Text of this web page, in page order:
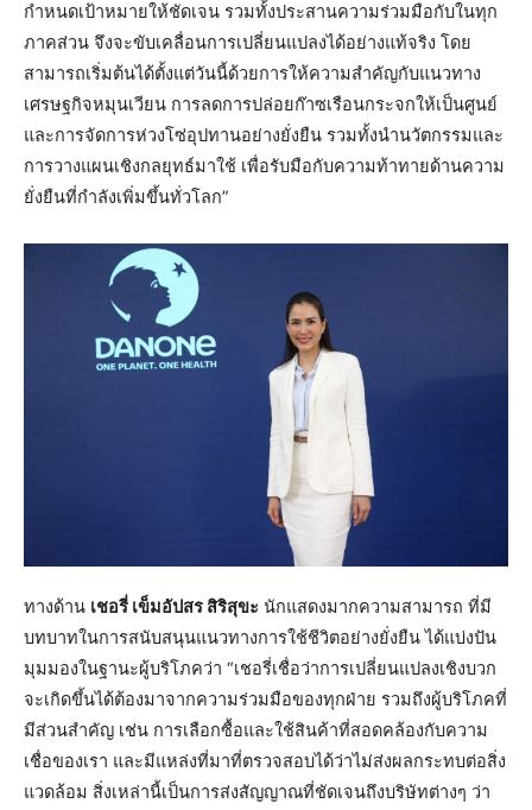
กำหนดเป้าหมายให้ชัดเจน รวมทั้งประสานความร่วมมือกับในทุก
ภาคส่วน จึงจะขับเคลื่อนการเปลี่ยนแปลงได้อย่างแท้จริง โดย
สามารถเริ่มต้นได้ตั้งแต่วันนี้ด้วยการให้ความสำคัญกับแนวทาง
เศรษฐกิจหมุนเวียน การลดการปล่อยก๊าซเรือนกระจกให้เป็นศูนย์
และการจัดการห่วงโซ่อุปทานอย่างยั่งยืน รวมทั้งนำนวัตกรรมและ
การวางแผนเชิงกลยุทธ์มาใช้ เพื่อรับมือกับความท้าทายด้านความ
ยั่งยืนที่กำลังเพิ่มขึ้นทั่วโลก”
ทางด้าน เชอรี่ เข็มอัปสร สิริสุขะ นักแสดงมากความสามารถ ที่มี
บทบาทในการสนับสนุนแนวทางการใช้ชีวิตอย่างยั่งยืน ได้แบ่งปัน
มุมมองในฐานะผู้บริโภคว่า “เชอรี่เชื่อว่าการเปลี่ยนแปลงเชิงบวก
จะเกิดขึ้นได้ต้องมาจากความร่วมมือของทุกฝ่าย รวมถึงผู้บริโภคที่
มีส่วนสำคัญ เช่น การเลือกซื้อและใช้สินค้าที่สอดคล้องกับความ
เชื่อของเรา และมีแหล่งที่มาที่ตรวจสอบได้ว่าไม่ส่งผลกระทบต่อสิ่ง
แวดล้อม สิ่งเหล่านี้เป็นการส่งสัญญาณที่ชัดเจนถึงบริษัทต่างๆ ว่า